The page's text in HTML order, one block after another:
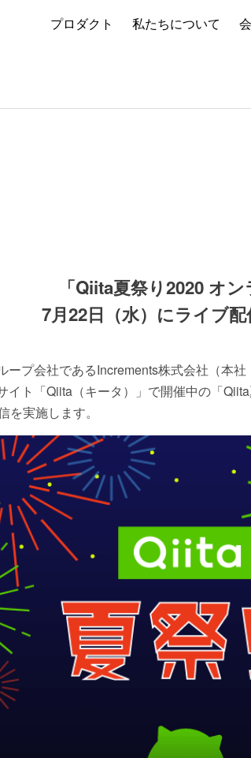
プロダクト 私たちについて
「Qiita夏祭り2020 オン
7月22日（水）にライブ配
ープ会社であるIncrements株式会社（本社
イト「Qiita（キータ）」で開催中の「
を実施します。